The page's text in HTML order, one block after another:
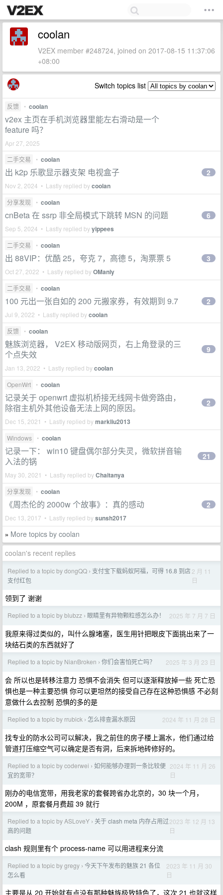
coolan
V2EX member #248724, joined on 2017-08-15 11:37:06
+08:00
Switch topics list
反馈 • coolan
v2ex 主页在手机浏览器里能左右滑动是一个
feature 吗？
Apr 27, 2025
二手交易
• coolan
出 k2p 乐歌显示器支架 电视盒子
Nov 2, 2024 • Lastly replied bycoolan
2
分享发现 • coolan
cnBeta 在 ssrp 非全局模式下跳转 MSN 的问题
Sep 5, 2024 • Lastly replied byyippees
6
二手交易 • coolan
出 88VIP：优酷 25，夸克 7，高德 5，淘票票 5
Oct 27, 2022 • Lastly replied byOManly
3
二手交易 • coolan
100 元出一张自如的 200 元搬家券，有效期到 9.7
Jul 9, 2022 • Lastly replied bycoolan
2
反馈 • coolan
魅族浏览器， V2EX 移动版网页，右上角登录的三
个点失效
Jan 13, 2022 • Lastly replied bycoolan
9
OpenWrt • coolan
记录关于 openwrt 虚拟机桥接无线网卡做旁路由，
除宿主机外其他设备无法上网的原因。
Dec 15, 2021 • Lastly replied bymarkliu2013
2
Windows • coolan
记录一下： win10 键盘偶尔部分失灵，微软拼音输
入法的锅
May 30, 2021 • Lastly replied byChaitanya
21
分享发现 • coolan
《周杰伦的 2000w 个故事》：真的感动
Dec 13, 2017 • Lastly replied bysunsh2017
2
» More topics by coolan
coolan's recent replies
Replied to a topic by dongQQ › 支付宝下载蚂蚁阿福，可得 16.8 到店
支付红包
2 月 11
日
领到了 谢谢
Replied to a topic by blubzz › 眼睛里有异物颗粒感怎么办！ 2025 年 7 月 7 日
我原来得过类似的，叫什么腺堵塞，医生用针把眼皮下面挑出来了一
块结石类的东西就好了
Replied to a topic by NianBroken › 你们会害怕死亡吗？ 2025 年 3 月 23 日
会 所以也是转移注意力 恐惧不会消失 但可以逐渐释放掉一些 死亡恐
惧也是一种主要恐惧 你可以更坦然的接受自己存在这种恐惧感 不必刻
意做什么去控制 恐惧的多的是
Replied to a topic by rrubick › 怎么排查漏水原因 2024 年 11 月 28 日
找专业的防水公司可以解决，我之前住的房子楼上漏水，他们通过给
管道打压缩空气可以确定是否有洞，后来拆地砖修好的。
Replied to a topic by coderwei › 如何能够办理到一条比较便
宜的宽带？
2024 年 11 月 26
日
刚办的电信宽带，用我老家的套餐跨省办北京的，30 块一个月，
200M ，原套餐月费超 39 就行
Replied to a topic by ASLoveY › 关于 clash meta 内存占用过
高的问题
2023 年 12 月 13
日
clash 规则里有个 process-name 可以用进程来分流
Replied to a topic by gregy › 今天下午发布的魅族 21 各位
怎么看
2023 年 11 月 30
日
主要是从 20 开始就有点没有那种魅族极致特色了，这次 21 也就这样